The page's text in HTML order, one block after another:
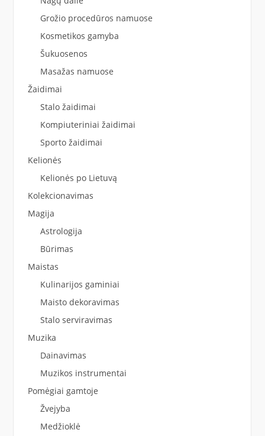
Grožio procedūros namuose
Kosmetikos gamyba
Šukuosenos
Masažas namuose
Žaidimai
Stalo žaidimai
Kompiuteriniai žaidimai
Sporto žaidimai
Kelionės
Kelionės po Lietuvą
Kolekcionavimas
Magija
Astrologija
Būrimas
Maistas
Kulinarijos gaminiai
Maisto dekoravimas
Stalo serviravimas
Muzika
Dainavimas
Muzikos instrumentai
Pomėgiai gamtoje
Žvejyba
Medžioklė